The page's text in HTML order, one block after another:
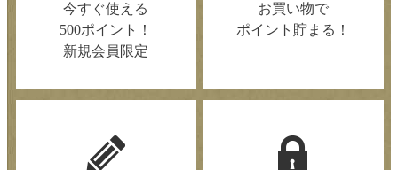
今すぐ使える
500ポイント！
新規会員限定
お買い物で
ポイント貯まる！